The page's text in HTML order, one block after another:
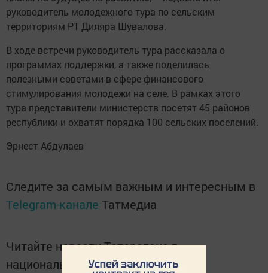
руководитель молодежного тура по сельским
территориям РТ Диляра Шувалова.
В ходе встречи руководитель тура рассказала о
программах поддержки, а также поделилась
полезными советами в сфере финансового
стимулирования молодежи на селе. В рамках этого
тура представители министерств посетят 45 районов
республики и охватят порядка 100 сельских поселений.
Эрнест Абдулаев
Следите за самым важным и интересным в
Telegram-канале Татмедиа
Читайте новости Татарстана в
национальном мессенджере MАХ: